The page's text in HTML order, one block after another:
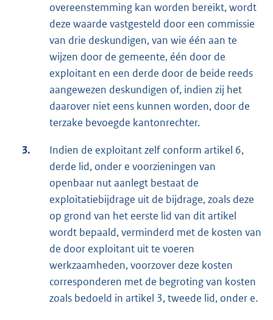
overeenstemming kan worden bereikt, wordt
deze waarde vastgesteld door een commissie
van drie deskundigen, van wie één aan te
wijzen door de gemeente, één door de
exploitant en een derde door de beide reeds
aangewezen deskundigen of, indien zij het
daarover niet eens kunnen worden, door de
terzake bevoegde kantonrechter.
3.
Indien de exploitant zelf conform artikel 6,
derde lid, onder e voorzieningen van
openbaar nut aanlegt bestaat de
exploitatiebijdrage uit de bijdrage, zoals deze
op grond van het eerste lid van dit artikel
wordt bepaald, verminderd met de kosten van
de door exploitant uit te voeren
werkzaamheden, voorzover deze kosten
corresponderen met de begroting van kosten
zoals bedoeld in artikel 3, tweede lid, onder e.